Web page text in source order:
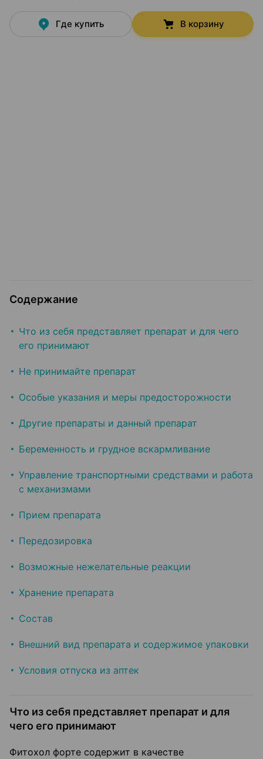
Где купить В корзину
Содержание
Что из себя представляет препарат и для чего
его принимают
Не принимайте препарат
Особые указания и меры предосторожности
Другие препараты и данный препарат
Беременность и грудное вскармливание
Управление транспортными средствами и работа
с механизмами
Прием препарата
Передозировка
Возможные нежелательные реакции
Хранение препарата
Состав
Внешний вид препарата и содержимое упаковки
Условия отпуска из аптек
Что из себя представляет препарат и для
чего его принимают
Фитохол форте содержит в качестве